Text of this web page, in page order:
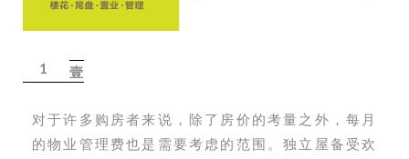
1 壹
对于许多购房者来说，除了房价的考量之外，每月
的物业管理费也是需要考虑的范围。独立屋备受欢